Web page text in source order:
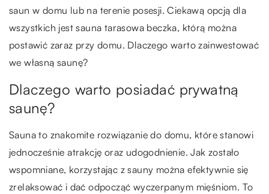
saun w domu lub na terenie posesji. Ciekawą opcją dla
wszystkich jest sauna tarasowa beczka, którą można
postawić zaraz przy domu. Dlaczego warto zainwestować
we własną saunę?
Dlaczego warto posiadać prywatną
saunę?
Sauna to znakomite rozwiązanie do domu, które stanowi
jednocześnie atrakcję oraz udogodnienie. Jak zostało
wspomniane, korzystając z sauny można efektywnie się
zrelaksować i dać odpocząć wyczerpanym mięśniom. To